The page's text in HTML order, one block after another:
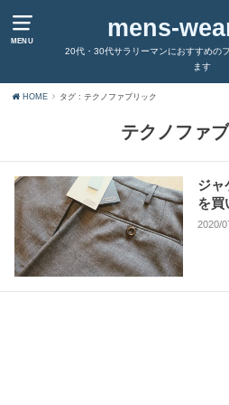
MENU mens-
20代・30代サラリーマンにおすすめの
ます
HOME タグ : テクノファブリック
テクノファ
ジャ
を買
2020/